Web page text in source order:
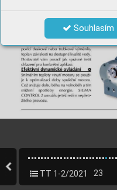
Souhlasím
TT 1-2/2021 23